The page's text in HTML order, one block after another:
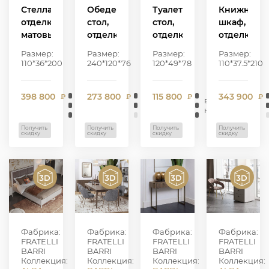
Стеллаж,
отделка
матовый
вяза
W2303
Размер:
110*36*200
398 800 ₽
Получить
скидку
Обеденный
стол,
отделка
шпон
006,
KY-27,
YP-107
Размер:
240*120*76
273 800 ₽
Получить
скидку
Туалетный
стол,
отделка
Натуральный
ручки
Размер:
120*49*78
115 800 ₽
в
наличии
Получить
скидку
Книжный
шкаф,
отделка
матовый
Размер:
110*37.5*210
343 900 ₽
Получить
скидку
Фабрика:
FRATELLI
BARRI
Коллекция:
Фабрика:
FRATELLI
BARRI
Коллекция:
Фабрика:
FRATELLI
BARRI
Коллекция:
Фабрика:
FRATELLI
BARRI
Коллекция: